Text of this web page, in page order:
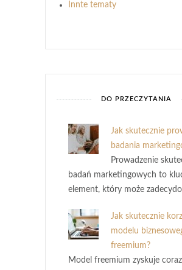
Innte tematy
DO PRZECZYTANIA
Jak skutecznie
badania
Prowadzenie
badań marketingowych to
element, który może
Jak skutecznie
modelu
freemium?
Model freemium zyskuje